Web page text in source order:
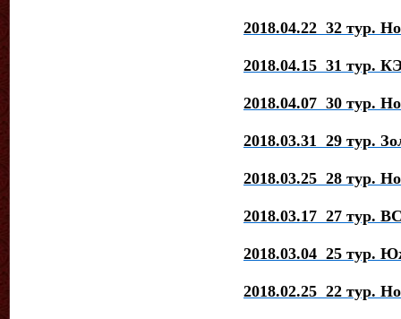
2018.04.22 32 тур.
2018.04.15 31 тур.
2018.04.07 30 тур.
2018.03.31 29 тур.
2018.03.25 28 тур.
2018.03.17 27 тур.
2018.03.04 25 тур.
2018.02.25 22 тур.